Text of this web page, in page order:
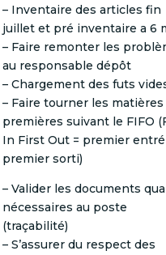
– Inventaire des articles fin
juillet et pré inventaire a 6
– Faire remonter les
au responsable dépôt
– Chargement des futs
– Faire tourner les matières
premières suivant le FIFO
In First Out = premier entré
premier sorti)
– Valider les documents
nécessaires au poste
(traçabilité)
– S’assurer du respect des